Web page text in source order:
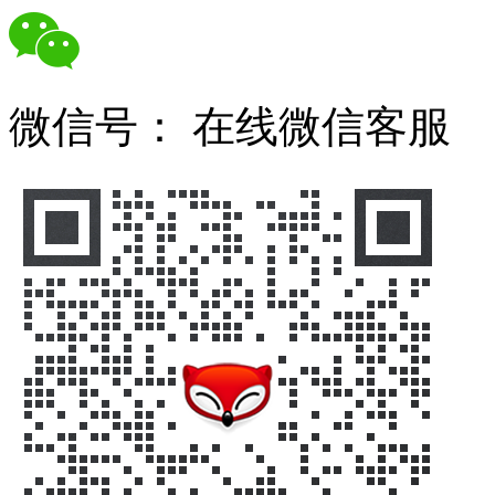
微信号： 在线微信客服